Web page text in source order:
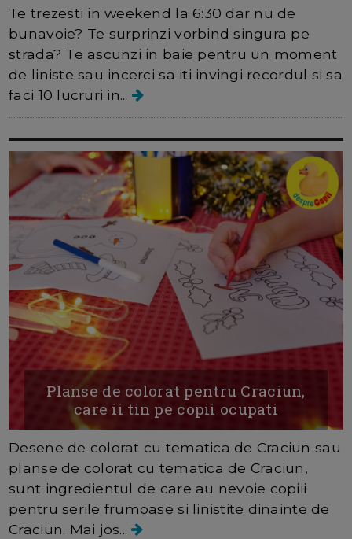
Te trezesti in weekend la 6:30 dar nu de
bunavoie? Te surprinzi vorbind singura pe
strada? Te ascunzi in baie pentru un moment
de liniste sau incerci sa iti invingi recordul si sa
faci 10 lucruri in...
Planse de colorat pentru Craciun,
care ii tin pe copii ocupati
Desene de colorat cu tematica de Craciun sau
planse de colorat cu tematica de Craciun,
sunt ingredientul de care au nevoie copiii
pentru serile frumoase si linistite dinainte de
Craciun. Mai jos...